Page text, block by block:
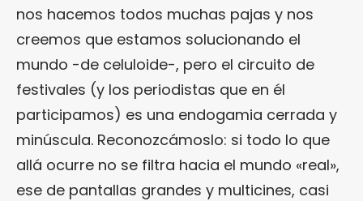
nos hacemos todos muchas pajas y nos
creemos que estamos solucionando el
mundo -de celuloide-, pero el circuito de
festivales (y los periodistas que en él
participamos) es una endogamia cerrada y
minúscula. Reconozcámoslo: si todo lo que
allá ocurre no se filtra hacia el mundo «real»,
ese de pantallas grandes y multicines, casi